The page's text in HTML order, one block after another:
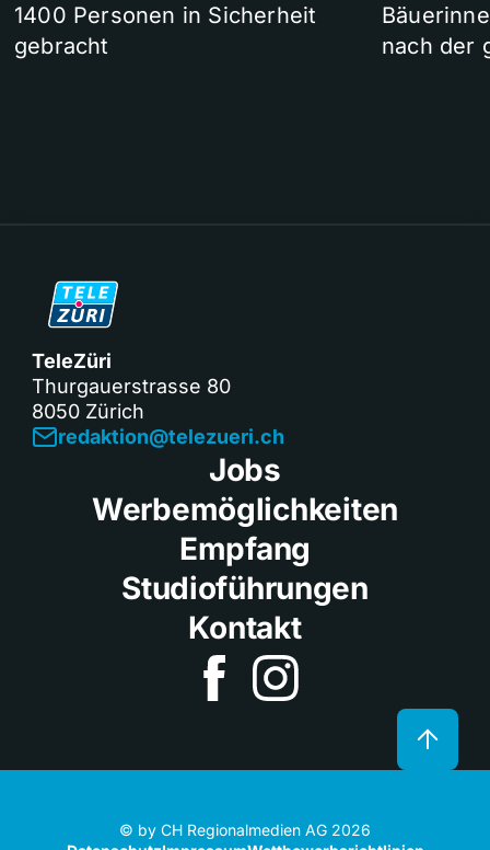
1400 Personen in Sicherheit
gebracht
nach der
TeleZüri
Thurgauerstrasse 80
8050 Zürich
redaktion@telezueri.ch
Jobs
Werbemöglichkeiten
Empfang
Studioführungen
Kontakt
© by CH Regionalmedien AG 2026